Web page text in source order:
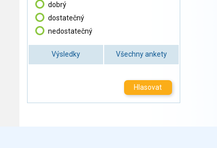
dobrý
dostatečný
nedostatečný
Výsledky Všechny ankety
Hlasovat